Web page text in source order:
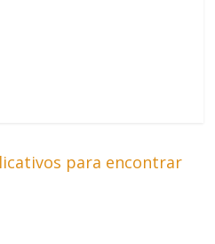
para encontrar